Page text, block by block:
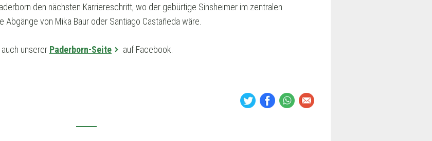
den nächsten Karriereschritt, wo der gebürtige Sinsheimer im zentralen
von Mika Baur oder Santiago Castañeda wäre.
unserer Paderborn-Seite auf Facebook.